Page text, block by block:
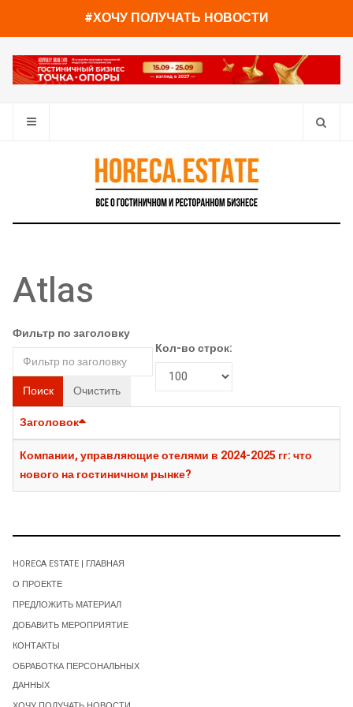
#ХОЧУ ПОЛУЧАТЬ НОВОСТИ
Atlas
Фильтр по заголовку
Поиск Очистить
Кол-во строк:
Заголовок
Компании, управляющие отелями в 2024-2025 гг: что
нового на гостиничном рынке?
HORECA ESTATE | ГЛАВНАЯ
О ПРОЕКТЕ
ПРЕДЛОЖИТЬ МАТЕРИАЛ
ДОБАВИТЬ МЕРОПРИЯТИЕ
КОНТАКТЫ
ОБРАБОТКА ПЕРСОНАЛЬНЫХ
ДАННЫХ